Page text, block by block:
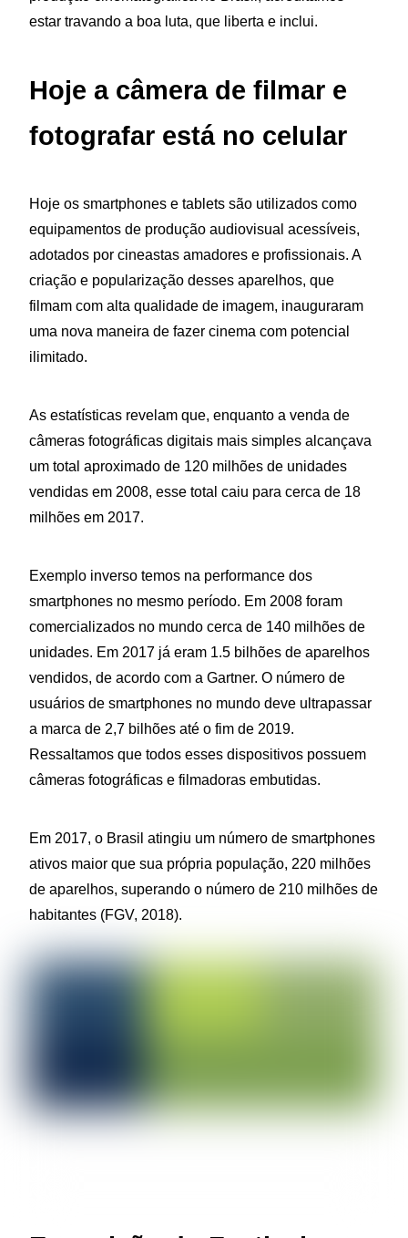
estar travando a boa luta, que liberta e inclui.
Hoje a câmera de filmar e
fotografar está no celular
Hoje os smartphones e tablets são utilizados como
equipamentos de produção audiovisual acessíveis,
adotados por cineastas amadores e profissionais. A
criação e popularização desses aparelhos, que
filmam com alta qualidade de imagem, inauguraram
uma nova maneira de fazer cinema com potencial
ilimitado.
As estatísticas revelam que, enquanto a venda de
câmeras fotográficas digitais mais simples alcançava
um total aproximado de 120 milhões de unidades
vendidas em 2008, esse total caiu para cerca de 18
milhões em 2017.
Exemplo inverso temos na performance dos
smartphones no mesmo período. Em 2008 foram
comercializados no mundo cerca de 140 milhões de
unidades. Em 2017 já eram 1.5 bilhões de aparelhos
vendidos, de acordo com a Gartner. O número de
usuários de smartphones no mundo deve ultrapassar
a marca de 2,7 bilhões até o fim de 2019.
Ressaltamos que todos esses dispositivos possuem
câmeras fotográficas e filmadoras embutidas.
Em 2017, o Brasil atingiu um número de smartphones
ativos maior que sua própria população, 220 milhões
de aparelhos, superando o número de 210 milhões de
habitantes (FGV, 2018).